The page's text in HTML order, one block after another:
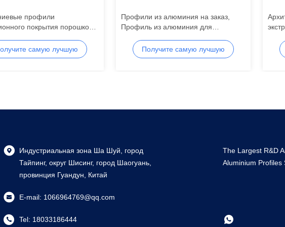
профили
покрытия порошком
окна
самую лучшую
Профили из алюминия на заказ,
Профиль из алюминия для
Получите самую лучшую
Индустриальная зона Ша Шуй, город
Тайпинг, округ Шисинг, город Шаогуань,
провинция Гуандун, Китай
E-mail: 1066964769@qq.com
Tel: 18033186444
The Largest R&D
Aluminium Profiles